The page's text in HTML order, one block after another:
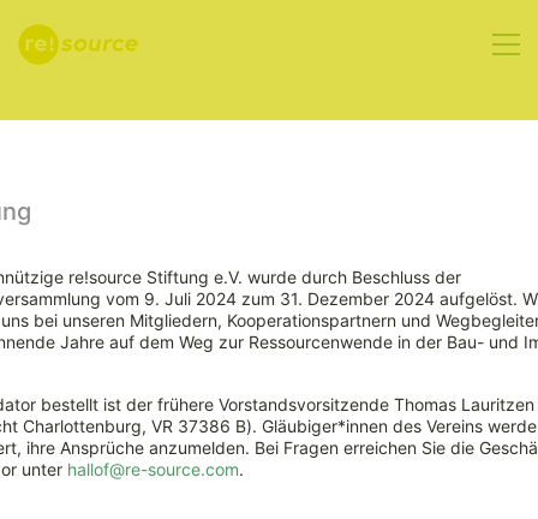
Agrarministerkonferenz
für
nachhaltiges
re!source Stiftung e.V. wurde durch Beschluss der
vom 9. Juli 2024 zum 31. Dezember 2024 aufgelöst.
bei unseren Mitgliedern, Kooperationspartnern und
Jahre auf dem Weg zur Ressourcenwende in der Bau- und
bestellt ist der frühere Vorstandsvorsitzende Thomas Lauritzen
Charlottenburg, VR 37386 B). Gläubiger*innen des Vereins
ihre Ansprüche anzumelden. Bei Fragen erreichen Sie die
unter hallof@re-source.com.